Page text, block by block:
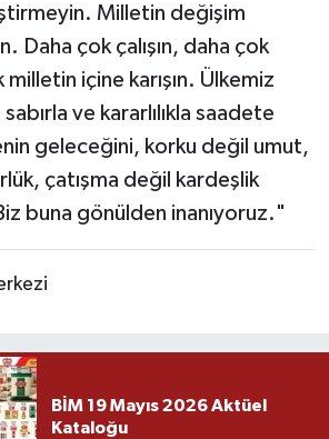
Milletin değişim
Daha çok çalışın, daha çok
milletin içine karışın. Ülkemiz
ve kararlılıkla saadete
geleceğini, korku değil umut,
çatışma değil kardeşlik
buna gönülden inanıyoruz."
BİM 19 Mayıs 2026 Aktüel
Kataloğu